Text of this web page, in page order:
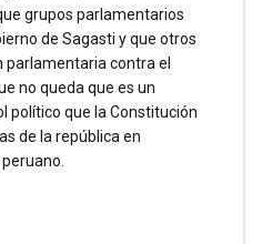
grupos parlamentarios
de Sagasti y que otros
contra el
no queda que es un
político que la Constitución
de la república en